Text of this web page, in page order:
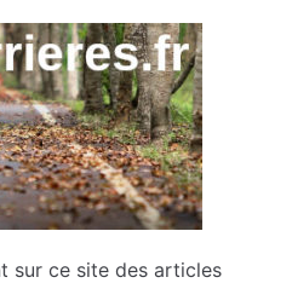
sur ce site des articles